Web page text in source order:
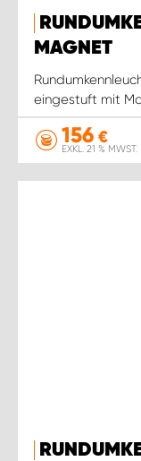
MAGNET
eingestuft mit
156 €
EXKL. 21 % MWST.